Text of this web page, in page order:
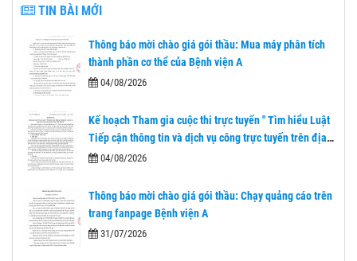
TIN BÀI MỚI
Thông báo mời chào giá gói thầu: Mua máy phân tích
thành phần cơ thể của Bệnh viện A
04/08/2026
Kế hoạch Tham gia cuộc thi trực tuyến " Tìm hiểu Luật
Tiếp cận thông tin và dịch vụ công trực tuyến trên địa
bàn tỉnh Thái Nguyên"
04/08/2026
Thông báo mời chào giá gói thầu: Chạy quảng cáo trên
trang fanpage Bệnh viện A
31/07/2026